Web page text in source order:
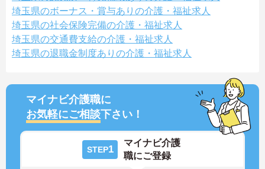
埼玉県のボーナス・賞与ありの介護・福祉求人
埼玉県の社会保険完備の介護・福祉求人
埼玉県の交通費支給の介護・福祉求人
埼玉県の退職金制度ありの介護・福祉求人
マイナビ介護職に
お気軽にご相談下さい！
STEP1
マイナビ介護
職にご登録